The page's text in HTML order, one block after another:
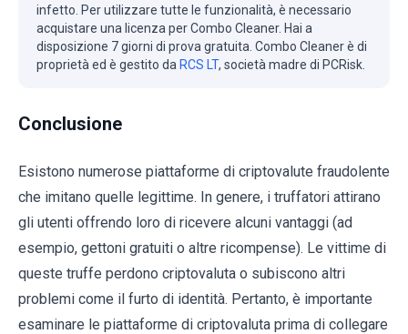
infetto. Per utilizzare tutte le funzionalità, è necessario
acquistare una licenza per Combo Cleaner. Hai a
disposizione 7 giorni di prova gratuita. Combo Cleaner è di
proprietà ed è gestito da RCS LT, società madre di PCRisk.
Conclusione
Esistono numerose piattaforme di criptovalute fraudolente
che imitano quelle legittime. In genere, i truffatori attirano
gli utenti offrendo loro di ricevere alcuni vantaggi (ad
esempio, gettoni gratuiti o altre ricompense). Le vittime di
queste truffe perdono criptovaluta o subiscono altri
problemi come il furto di identità. Pertanto, è importante
esaminare le piattaforme di criptovaluta prima di collegare